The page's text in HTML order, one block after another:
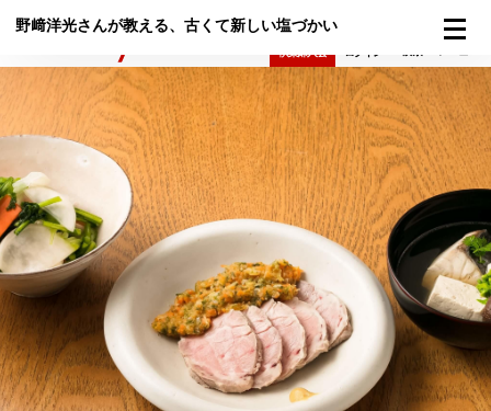
野﨑洋光さんが教える、古くて新しい塩づかい